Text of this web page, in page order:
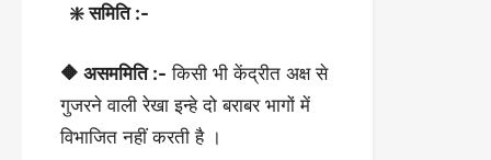
❇️ समिति :-
🔶 असममिति :- किसी भी केंद्रीत अक्ष से
गुजरने वाली रेखा इन्हे दो बराबर भागों में
विभाजित नहीं करती है ।